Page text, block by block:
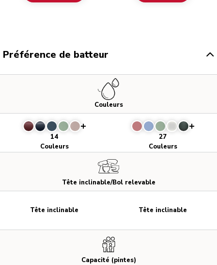
Préférence de batteur
Couleurs
Tête inclinable/Bol relevable
Capacité (pintes)
14
Couleurs
Tête inclinable
27
Couleurs
Tête inclinable